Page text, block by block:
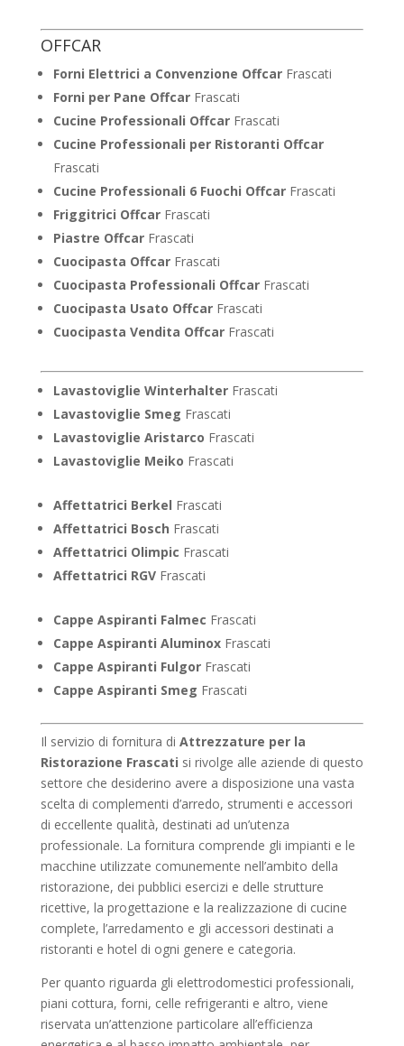
OFFCAR
Forni Elettrici a Convenzione OffcarFrascati
Forni per Pane OffcarFrascati
Cucine Professionali OffcarFrascati
Cucine Professionali per Ristoranti Offcar
Frascati
Cucine Professionali 6 Fuochi OffcarFrascati
Friggitrici OffcarFrascati
Piastre OffcarFrascati
Cuocipasta OffcarFrascati
Cuocipasta Professionali OffcarFrascati
Cuocipasta Usato OffcarFrascati
Cuocipasta Vendita OffcarFrascati
Lavastoviglie WinterhalterFrascati
Lavastoviglie Smeg Frascati
Lavastoviglie Aristarco Frascati
Lavastoviglie Meiko Frascati
Affettatrici Berkel Frascati
Affettatrici Bosch Frascati
Affettatrici Olimpic Frascati
Affettatrici RGVFrascati
Cappe Aspiranti Falmec Frascati
Cappe Aspiranti AluminoxFrascati
Cappe Aspiranti FulgorFrascati
Cappe Aspiranti Smeg Frascati
Il servizio di fornitura di Attrezzature per la
Ristorazione Frascati si rivolge alle aziende di questo
settore che desiderino avere a disposizione una vasta
scelta di complementi d’arredo, strumenti e accessori
di eccellente qualità, destinati ad un’utenza
professionale. La fornitura comprende gli impianti e le
macchine utilizzate comunemente nell’ambito della
ristorazione, dei pubblici esercizi e delle strutture
ricettive, la progettazione e la realizzazione di cucine
complete, l’arredamento e gli accessori destinati a
ristoranti e hotel di ogni genere e categoria.
Per quanto riguarda gli elettrodomestici professionali,
piani cottura, forni, celle refrigeranti e altro, viene
riservata un’attenzione particolare all’efficienza